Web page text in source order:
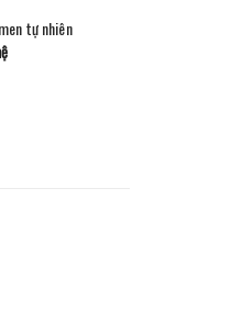
tự nhiên